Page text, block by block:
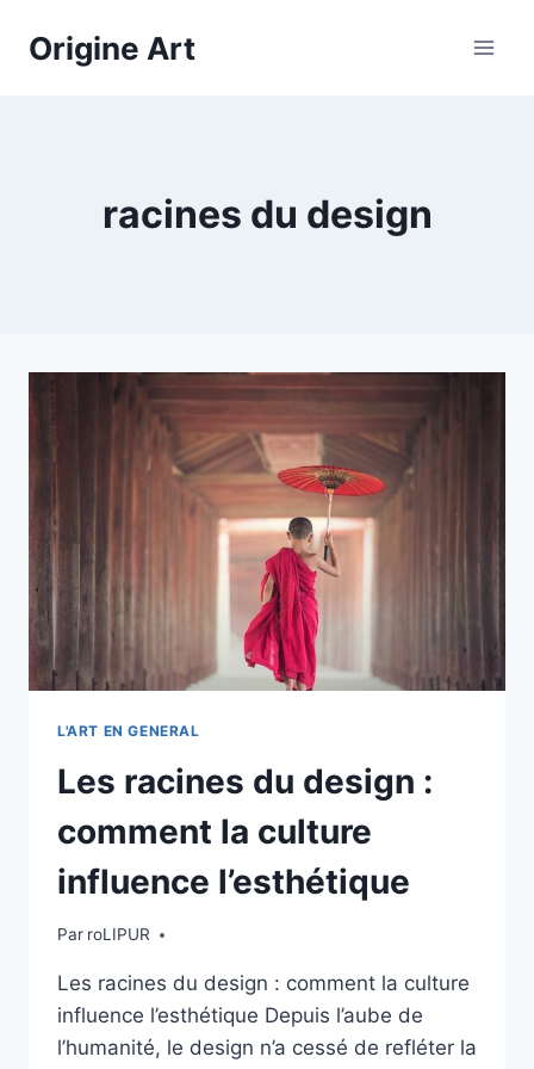
Origine Art
racines du design
L'ART EN GENERAL
Les racines du design :
comment la culture
influence l’esthétique
Par roLIPUR
Les racines du design : comment la culture
influence l’esthétique Depuis l’aube de
l’humanité, le design n’a cessé de refléter la